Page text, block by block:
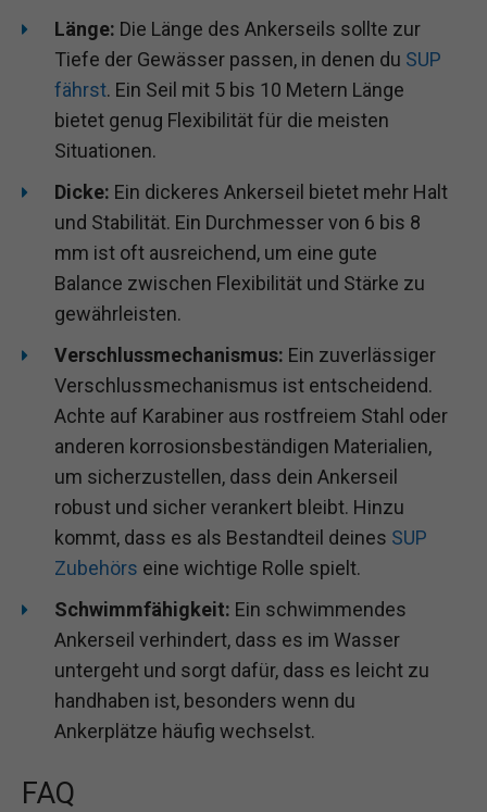
Länge: Die Länge des Ankerseils sollte zur
Tiefe der Gewässer passen, in denen du SUP
fährst. Ein Seil mit 5 bis 10 Metern Länge
bietet genug Flexibilität für die meisten
Situationen.
Dicke: Ein dickeres Ankerseil bietet mehr Halt
und Stabilität. Ein Durchmesser von 6 bis 8
mm ist oft ausreichend, um eine gute
Balance zwischen Flexibilität und Stärke zu
gewährleisten.
Verschlussmechanismus: Ein zuverlässiger
Verschlussmechanismus ist entscheidend.
Achte auf Karabiner aus rostfreiem Stahl oder
anderen korrosionsbeständigen Materialien,
um sicherzustellen, dass dein Ankerseil
robust und sicher verankert bleibt. Hinzu
kommt, dass es als Bestandteil deines SUP
Zubehörs eine wichtige Rolle spielt.
Schwimmfähigkeit: Ein schwimmendes
Ankerseil verhindert, dass es im Wasser
untergeht und sorgt dafür, dass es leicht zu
handhaben ist, besonders wenn du
Ankerplätze häufig wechselst.
FAQ